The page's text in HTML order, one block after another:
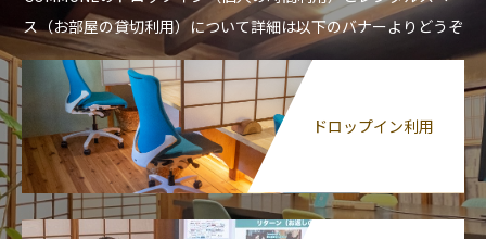
ス（お部屋の貸切利用）について詳細は以下のバナーよりどうぞ
ドロップイン利用